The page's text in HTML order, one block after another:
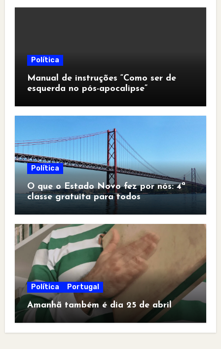
Política
Manual de instruções “Como ser de
esquerda no pós-apocalipse”
Política
O que o Estado Novo fez por nós: 4ª
classe gratuita para todos
Política Portugal
Amanhã também é dia 25 de abril